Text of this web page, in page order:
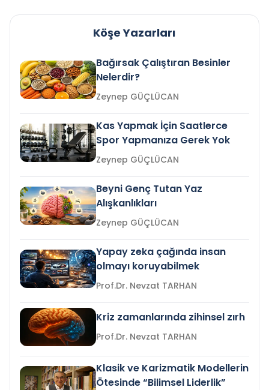
Köşe Yazarları
Bağırsak Çalıştıran Besinler
Nelerdir?
Zeynep GÜÇLÜCAN
Kas Yapmak İçin Saatlerce
Spor Yapmanıza Gerek Yok
Zeynep GÜÇLÜCAN
Beyni Genç Tutan Yaz
Alışkanlıkları
Zeynep GÜÇLÜCAN
Yapay zeka çağında insan
olmayı koruyabilmek
Prof.Dr. Nevzat TARHAN
Kriz zamanlarında zihinsel zırh
Prof.Dr. Nevzat TARHAN
Klasik ve Karizmatik Modellerin
Ötesinde “Bilimsel Liderlik”